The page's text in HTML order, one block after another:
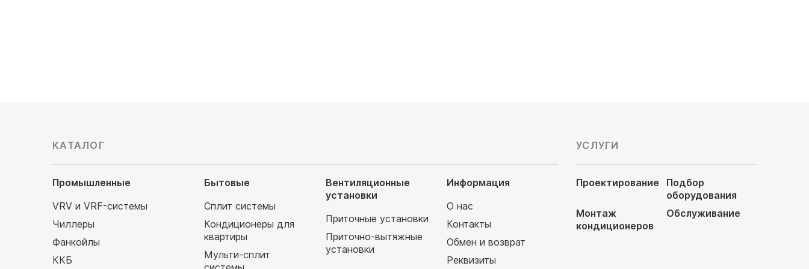
КАТАЛОГ
Промышленные
VRV и VRF-системы
Чиллеры
Фанкойлы
ККБ
Бытовые
Сплит системы
Кондиционеры для
квартиры
Мульти-сплит
Вентиляционные
установки
Приточные установки
Приточно-вытяжные
установки
Информация
О нас
Контакты
Обмен и возврат
Реквизиты
УСЛУГИ
Проектирование
Подбор
оборудования
Монтаж
кондиционеров
Обслуживание